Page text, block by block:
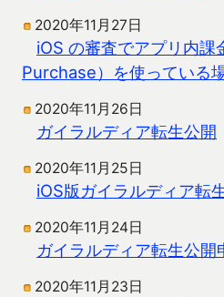
2020年11月27日
iOS の審査でアプリ内課
Purchase）を使っている
2020年11月26日
ガイラルディア転生公開
2020年11月25日
iOS版ガイラルディア転
2020年11月24日
ガイラルディア転生公開
2020年11月23日